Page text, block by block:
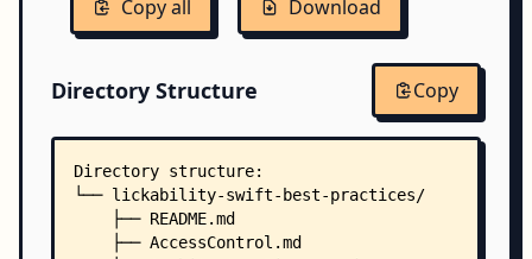
Copy all Download
Directory Structure Copy
Directory structure:
└── lickability-swift-best-practices/
    ├── README.md
    ├── AccessControl.md